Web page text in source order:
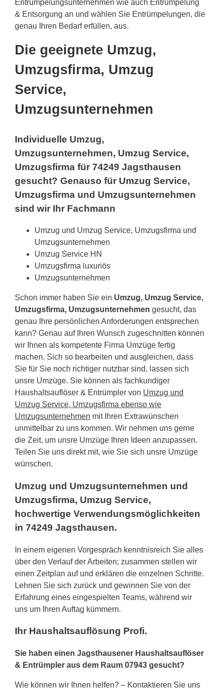
Entrümpelungsunternehmen wie auch Entrümpelung
& Entsorgung an und wählen Sie Entrümpelungen, die
genau Ihren Bedarf erfüllen, aus.
Die geeignete Umzug,
Umzugsfirma, Umzug
Service,
Umzugsunternehmen
Individuelle Umzug,
Umzugsunternehmen, Umzug Service,
Umzugsfirma für 74249 Jagsthausen
gesucht? Genauso für Umzug Service,
Umzugsfirma und Umzugsunternehmen
sind wir Ihr Fachmann
Umzug und Umzug Service, Umzugsfirma und
Umzugsunternehmen
Umzug Service HN
Umzugsfirma luxuriös
Umzugsunternehmen
Schon immer haben Sie ein Umzug, Umzug Service,
Umzugsfirma, Umzugsunternehmen gesucht, das
genau Ihre persönlichen Anforderungen entsprechen
kann? Genau auf Ihren Wunsch zugeschnitten können
wir Ihnen als kompetente Firma Umzüge fertig
machen. Sich so bearbeiten und ausgleichen, dass
Sie für Sie noch richtiger nutzbar sind, lassen sich
unsre Umzüge. Sie können als fachkundiger
Haushaltsauflöser & Entrümpler von Umzug und
Umzug Service, Umzugsfirma ebenso wie
Umzugsunternehmen mit Ihren Extrawünschen
unmittelbar zu uns kommen. Wir nehmen uns gerne
die Zeit, um unsre Umzüge Ihren Ideen anzupassen.
Teilen Sie uns direkt mit, wie Sie sich unsre Umzüge
wünschen.
Umzug und Umzugsunternehmen und
Umzugsfirma, Umzug Service,
hochwertige Verwendungsmöglichkeiten
in 74249 Jagsthausen.
In einem eigenen Vorgespräch kenntnisreich Sie alles
über den Verlauf der Arbeiten; zusammen stellen wir
einen Zeitplan auf und erklären die einzelnen Schritte.
Lehnen Sie sich zurück und gewinnen Sie von der
Erfahrung eines eingespielten Teams, während wir
uns um Ihren Auftag kümmern.
Ihr Haushaltsauflösung Profi.
Sie haben einen Jagsthausener Haushaltsauflöser
& Entrümpler aus dem Raum 07943 gesucht?
Wie können wir Ihnen helfen? – Kontaktieren Sie uns